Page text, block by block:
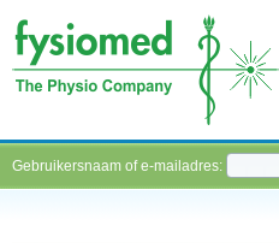
Gebruikersnaam of e-mailadres: